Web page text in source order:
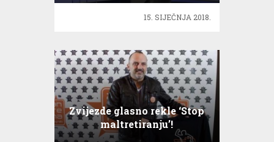
15. SIJEČNJA 2018.
Zvijezde glasno rekle ‘Stop
maltretiranju’!